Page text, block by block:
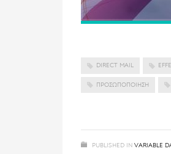
DIRECT MAIL
ΠΡΟΣΩΠΟΠΟΊΗΣΗ
PUBLISHED IN VARIABLE